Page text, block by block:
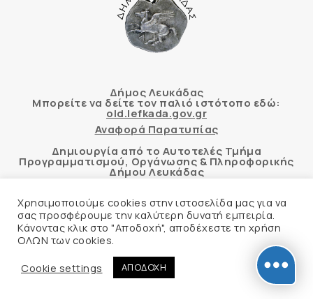
Δήμος Λευκάδας
Μπορείτε να δείτε τον παλιό ιστότοπο εδώ:
old.lefkada.gov.gr
Αναφορά Παρατυπίας
Δημιουργία από το Αυτοτελές Τμήμα
Προγραμματισμού, Οργάνωσης & Πληροφορικής
Δήμου Λευκάδας
Αυτόματος έλεγχος προσβασιμότητας
δικτυακού τόπου με βάση το πρότυπο WCAG 2.1
Δήλωση Προσβασιμότητας
Χρησιμοποιούμε cookies στην ιστοσελίδα μας για να
σας προσφέρουμε την καλύτερη δυνατή εμπειρία.
Κάνοντας κλικ στο "Αποδοχή", αποδέχεστε τη χρήση
ΟΛΩΝ των cookies.
Cookie settings
ΑΠΟΔΟΧΗ